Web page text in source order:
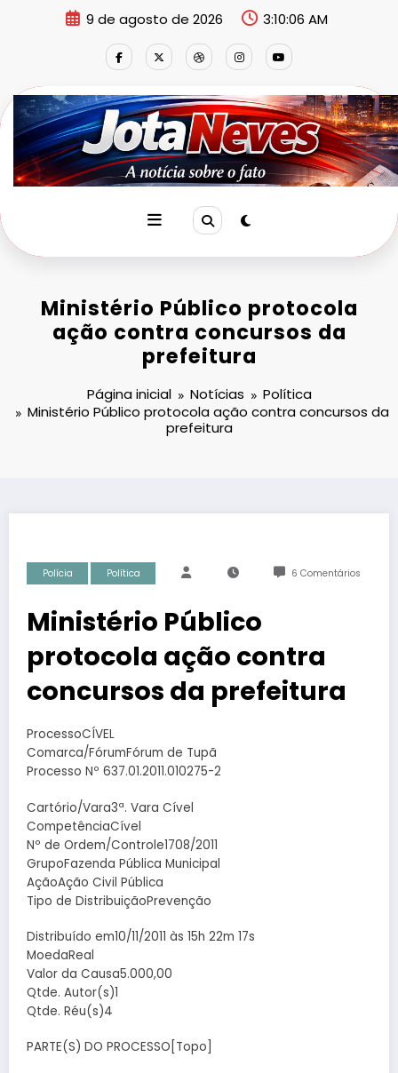
9 de agosto de 2026 3:10:07 AM
Ministério Público protocola
ação contra concursos da
prefeitura
Página inicial Notícias
Política
Ministério Público protocola ação contra concursos da
prefeitura
Polícia Política 6 Comentários
Ministério Público
protocola ação contra
concursos da prefeitura
ProcessoCÍVEL
Comarca/FórumFórum de Tupã
Processo Nº 637.01.2011.010275-2
Cartório/Vara3ª. Vara Cível
CompetênciaCível
Nº de Ordem/Controle1708/2011
GrupoFazenda Pública Municipal
AçãoAção Civil Pública
Tipo de DistribuiçãoPrevenção
Distribuído em10/11/2011 às 15h 22m 17s
MoedaReal
Valor da Causa5.000,00
Qtde. Autor(s)1
Qtde. Réu(s)4
PARTE(S) DO PROCESSO[Topo]